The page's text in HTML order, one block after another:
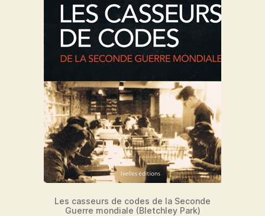
Les casseurs de codes de la Seconde
Guerre mondiale (Bletchley Park)